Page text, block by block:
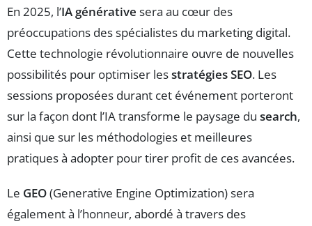
En 2025, l’IA générative sera au cœur des
préoccupations des spécialistes du marketing digital.
Cette technologie révolutionnaire ouvre de nouvelles
possibilités pour optimiser lesstratégies SEO. Les
sessions proposées durant cet événement porteront
sur la façon dont l’IA transforme le paysage du search,
ainsi que sur les méthodologies et meilleures
pratiques à adopter pour tirer profit de ces avancées.
Le GEO(Generative Engine Optimization) sera
également à l’honneur, abordé à travers des